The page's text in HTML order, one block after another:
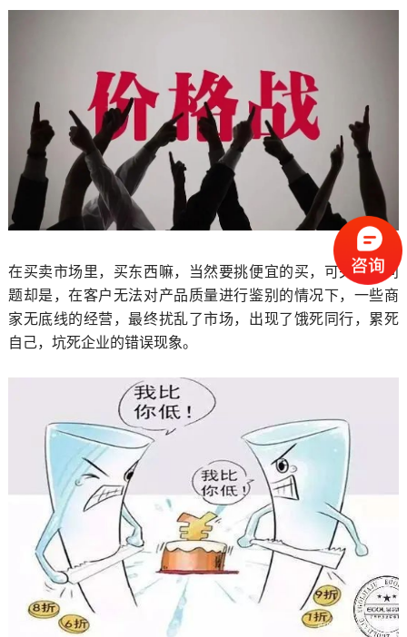
在买卖市场里，买东西嘛，当然要挑便宜的买，可关键的问
题却是，在客户无法对产品质量进行鉴别的情况下，一些商
家无底线的经营，最终扰乱了市场，出现了饿死同行，累死
自己，坑死企业的错误现象。